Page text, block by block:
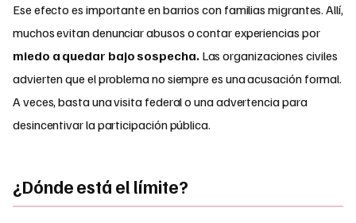
Ese efecto es importante en barrios con familias migrantes. Allí,
muchos evitan denunciar abusos o contar experiencias por
miedo a quedar bajo sospecha.Las organizaciones civiles
advierten que el problema no siempre es una acusación formal.
A veces, basta una visita federal o una advertencia para
desincentivar la participación pública.
¿Dónde está el límite?